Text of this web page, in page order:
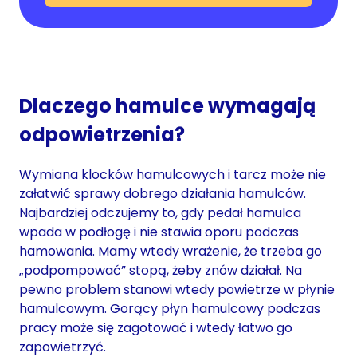
Dlaczego hamulce wymagają
odpowietrzenia?
Wymiana klocków hamulcowych i tarcz może nie
załatwić sprawy dobrego działania hamulców.
Najbardziej odczujemy to, gdy pedał hamulca
wpada w podłogę i nie stawia oporu podczas
hamowania. Mamy wtedy wrażenie, że trzeba go
„podpompować” stopą, żeby znów działał. Na
pewno problem stanowi wtedy powietrze w płynie
hamulcowym. Gorący płyn hamulcowy podczas
pracy może się zagotować i wtedy łatwo go
zapowietrzyć.